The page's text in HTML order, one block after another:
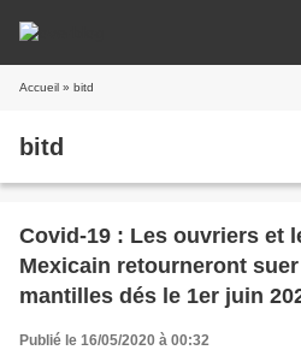
Accueil » bitd
bitd
Covid-19 : Les ouvriers et
Mexicain retourneront
mantilles dés le 1er juin
Publié le 16/05/2020 à 00:32